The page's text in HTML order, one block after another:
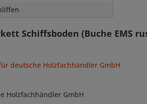
Schiffsboden (Buche EMS
deutsche Holzfachhändler GmbH
Holzfachhändler GmbH